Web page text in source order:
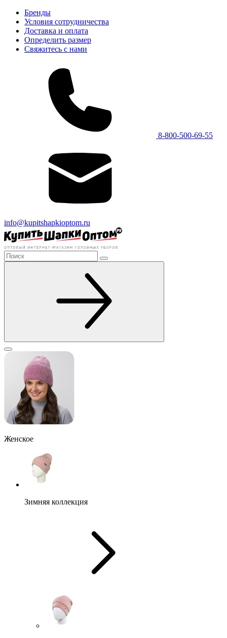
Бренды
Условия сотрудничества
Доставка и оплата
Определить размер
Свяжитесь с нами
8-800-500-69-55
info@kupitshapkioptom.ru
Женское
Зимняя коллекция